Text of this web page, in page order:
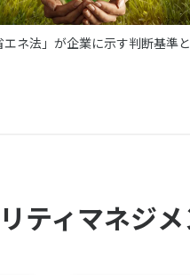
エネ法」が企業に示す判断基準
ティマネジ